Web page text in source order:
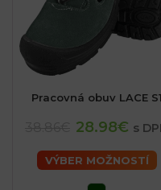
Pracovná obuv LACE S1
28.98€ s
VÝBER MOŽNOSTÍ